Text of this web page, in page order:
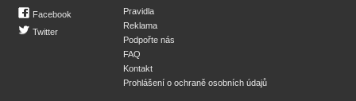
Facebook
Twitter
Pravidla
Reklama
Podpořte nás
FAQ
Kontakt
Prohlášení o ochraně osobních údajů